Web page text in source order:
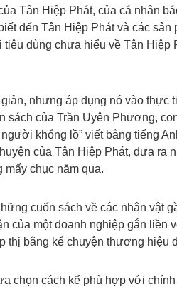
Tân Hiệp Phát, của cá nhân
đến Tân Hiệp Phát và các sản
dùng chưa hiểu về Tân Hiệp
nhưng áp dụng nó vào thực
sách của Trần Uyên Phương,
khổng lồ” viết bằng tiếng
của Tân Hiệp Phát, đưa ra
chục năm qua.
cuốn sách về các nhân vật
của một doanh nghiệp gắn liền
bằng kể chuyện thương hiệu
chọn cách kể phù hợp với